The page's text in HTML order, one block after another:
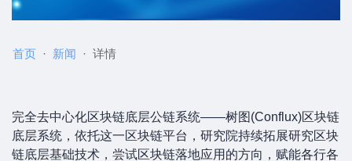
首页 新闻 详情
完全去中心化区块链底层公链系统——树图(Conflux)区块链
底层系统，依托这一区块链平台，研究院持续拓展研究区块
链底层基础技术，尝试区块链落地应用的方向，赋能各行各